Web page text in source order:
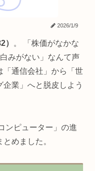
2026/1/9
）
。 「株価がなかな
みがない」なんて声
「通信会社」から「世
業」へと脱皮しよう
ンピューター」の進
めました。